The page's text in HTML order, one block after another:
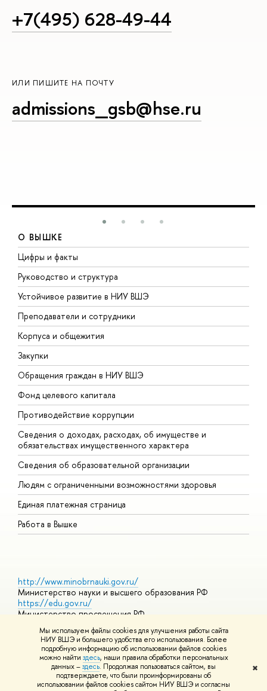
Мы используем файлы cookies для улучшения работы сайта
НИУ ВШЭ и большего удобства его использования. Более
подробную информацию об использовании файлов cookies
можно найти здесь, наши правила обработки персональных
данных –здесь. Продолжая пользоваться сайтом, вы
подтверждаете, что были проинформированы об
использовании файлов cookies сайтом НИУ ВШЭ и согласны
✖
+7(495) 628-49-44
ИЛИ ПИШИТЕ НА ПОЧТУ
admissions_gsb@hse.ru
О ВЫШКЕ
Цифры и факты
Руководство и структура
Устойчивое развитие в НИУ ВШЭ
Преподаватели и сотрудники
Корпуса и общежития
Закупки
Обращения граждан в НИУ ВШЭ
Фонд целевого капитала
Противодействие коррупции
Сведения о доходах, расходах, об имуществе и
обязательствах имущественного характера
Сведения об образовательной организации
Людям с ограниченными возможностями здоровья
Единая платежная страница
Работа в Вышке
http://www.minobrnauki.gov.ru/
Министерство науки и высшего образования РФ
https://edu.gov.ru/
Министерство просвещения РФ
Массовые открытые онлайн-курсы
© НИУ ВШЭ 1993–2026 Адреса и контактыУсловия
использования материалов Политика конфиденциальности